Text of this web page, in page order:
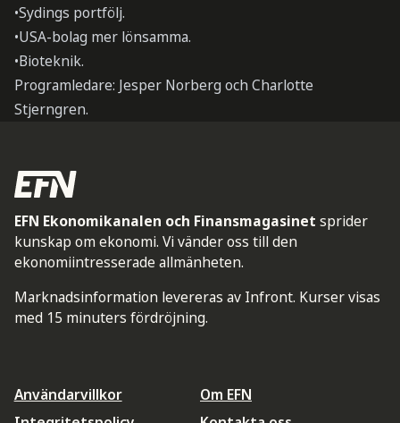
•Sydings portfölj.
•USA-bolag mer lönsamma.
•Bioteknik.
Programledare: Jesper Norberg och Charlotte
Stjerngren.
EFN Ekonomikanalen och Finansmagasinet sprider
kunskap om ekonomi. Vi vänder oss till den
ekonomiintresserade allmänheten.
Marknadsinformation levereras av Infront. Kurser visas
med 15 minuters fördröjning.
Användarvillkor
Om EFN